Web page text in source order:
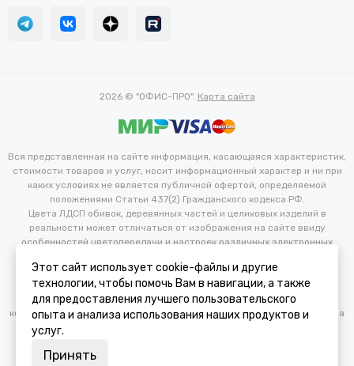
2026 © "ОФИС-ПРО". Карта сайта
Вся представленная на сайте информация, касающаяся характеристик,
стоимости товаров и услуг, носит информационный характер и ни при
каких условиях не является публичной офертой, определяемой
положениями Статьи 437(2) Гражданского кодекса РФ.
Цвета ЛДСП обивок, деревянных частей и целиковых изделий в
реальности может отличаться от изображения на сайте ввиду
особенностей цветопередачи и настроек различных электронных
изменения в технические и иные характеристики изделий для
улучшения их эксплуатационных и технических параметров без
предварительного уведомления потребителя. Изменение
конфигурации продукта не является основанием для возврата/обмена
Этот сайт использует cookie-файлы и другие
технологии, чтобы помочь Вам в навигации, а также
для предоставления лучшего пользовательского
опыта и анализа использования наших продуктов и
услуг.
Принять